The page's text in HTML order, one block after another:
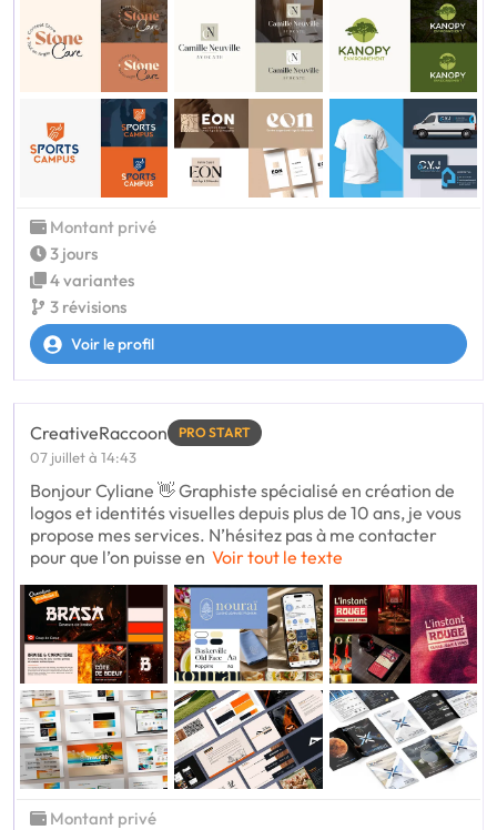
Montant privé
3 jours
4 variantes
3 révisions
Voir le profil
CreativeRaccoon PRO START
07 juillet à 14:43
Bonjour Cyliane 👋 Graphiste spécialisé en création de
logos et identités visuelles depuis plus de 10 ans, je vous
propose mes services. N’hésitez pas à me contacter
pour que l’on puisse en Voir tout le texte
Montant privé